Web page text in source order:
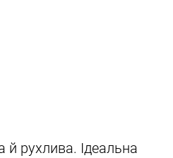
й рухлива. Ідеальна